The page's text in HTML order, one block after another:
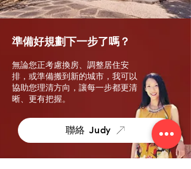
準備好規劃下一步了嗎？
無論您正考慮換房、調整居住安
排，或準備搬到新的城市，我可以
協助您理清方向，讓每一步都更清
晰、更有把握。
聯絡 Judy